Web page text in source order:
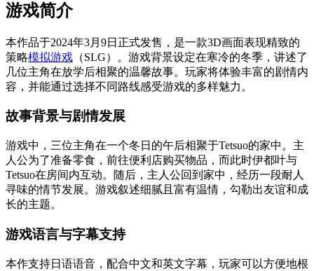
游戏简介
本作品于2024年3月9日正式发售，是一款3D画面表现精致的
策略模拟游戏 （SLG）。游戏背景设定在寒冷的冬季，讲述了
几位主角在放学后相聚的温馨故事。玩家将体验丰富的剧情内
容，并能通过选择不同路线感受游戏的多样魅力。
故事背景与剧情发展
游戏中，三位主角在一个冬日的午后相聚于Tetsuo的家中。主
人公为了准备零食，前往便利店购买物品，而此时伊都叶与
Tetsuo在房间内互动。随后，主人公回到家中，经历一段耐人
寻味的情节发展。游戏叙述细腻且富有温情，勾勒出友谊和成
长的主题。
游戏语言与字幕支持
本作支持日语语音，配合中文和英文字幕，玩家可以方便地根